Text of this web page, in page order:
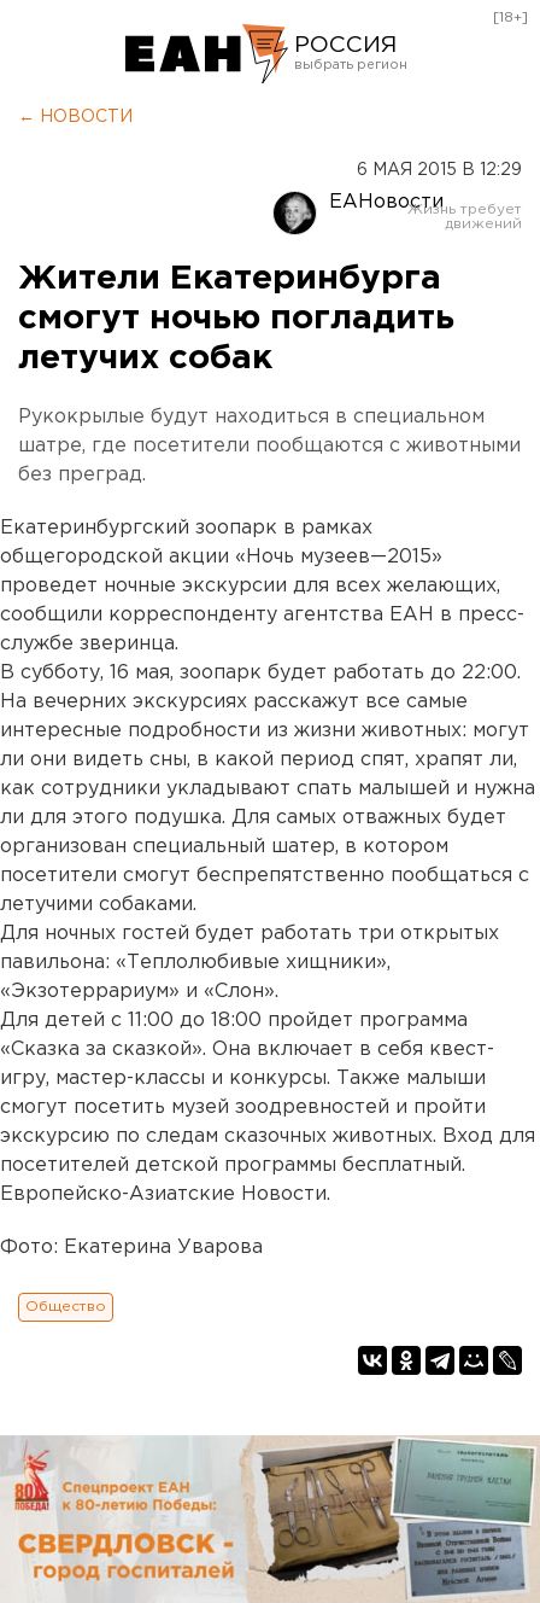
РОССИЯ
Оренбург
[18+]
← НОВОСТИ
6 МАЯ 2015 В 12:29
ЕАНовости
Жители Екатеринбурга
смогут ночью погладить
летучих собак
Рукокрылые будут находиться в специальном
шатре, где посетители пообщаются с животными
без преград.
Екатеринбургский зоопарк в рамках
общегородской акции «Ночь музеев—2015»
проведет ночные экскурсии для всех желающих,
сообщили корреспонденту агентства ЕАН в пресс-
службе зверинца.
В субботу, 16 мая, зоопарк будет работать до 22:00.
На вечерних экскурсиях расскажут все самые
интересные подробности из жизни животных: могут
ли они видеть сны, в какой период спят, храпят ли,
как сотрудники укладывают спать малышей и нужна
ли для этого подушка. Для самых отважных будет
организован специальный шатер, в котором
посетители смогут беспрепятственно пообщаться с
летучими собаками.
Для ночных гостей будет работать три открытых
павильона: «Теплолюбивые хищники»,
«Экзотеррариум» и «Слон».
Для детей с 11:00 до 18:00 пройдет программа
«Сказка за сказкой». Она включает в себя квест-
игру, мастер-классы и конкурсы. Также малыши
смогут посетить музей зоодревностей и пройти
экскурсию по следам сказочных животных. Вход для
посетителей детской программы бесплатный.
Европейско-Азиатские Новости.
Фото: Екатерина Уварова
Общество